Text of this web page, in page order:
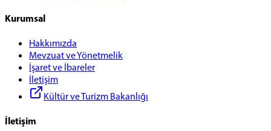
Kurumsal
Hakkımızda
Mevzuat ve Yönetmelik
İşaret ve İbareler
İletişim
Kültür ve Turizm Bakanlığı
İletişim